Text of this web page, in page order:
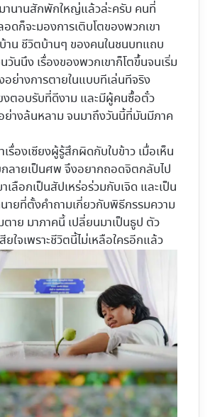
านานสักพักใหญ่แล้วล่ะครับ คนที่
ดก็จะมองการเติบโตของพวกเขา
าน ชีวิตบ้านๆ ของคนในชนบทแถบ
วันนึง เรื่องของพวกเขาก็โตขึ้นจนเริ่ม
อย่างการตายในแบบทีเล่นทีจริง
งตอบรับที่ดีงาม และมีผู้คนซื้อตั๋ว
อย่างล้นหลาม จนมาถึงวันนี้ที่มันมีภาค
รื่องเซียงผู้รู้สึกผิดกับใบข้าว เมื่อเห็น
ลายเป็นศพ จึงอยากถอดจิตกลับไป
เลือกเป็นสัปเหร่อร่วมกับเจิด และเป็น
ายที่ตั้งคำถามเกี่ยวกับพิธีกรรมความ
ตาย มาภาคนี้ เปลี่ยนมาเป็นธูป ตัว
ยใจเพราะชีวิตนี้ไม่เหลือใครอีกแล้ว